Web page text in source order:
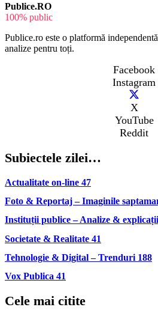
Publice.RO
100% public
Publice.ro este o platformă
analize pentru toți.
Facebook
Instagram
X
YouTube
Reddit
Subiectele zilei…
Actualitate on-line 47
Foto & Reportaj – Imaginile
Instituții publice – Analize & explicații
Societate & Realitate 41
Tehnologie & Digital – Trenduri 188
Vox Publica 41
Cele mai citite